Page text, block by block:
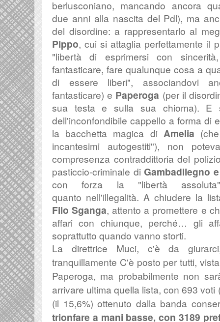
berlusconiano, mancando ancora
due anni alla nascita del Pdl), ma
del disordine: a rappresentarlo al
Pippo, cui si attaglia perfettamente il
"libertà di esprimersi con
fantasticare, fare qualunque cosa a
di essere liberi", associandovi
fantasticare) e Paperoga (per il
sua testa e sulla sua chioma). E
dell'inconfondibile cappello a forma di
la bacchetta magica di Amelia
incantesimi autogestiti"), non
compresenza contraddittoria del
pasticcio-criminale di Gambadilegno
con forza la "libertà
quanto nell'illegalità. A chiudere la
Filo Sganga, attento a promettere e
affari con chiunque, perché… gli
soprattutto quando vanno storti.
La direttrice Muci, c'è da
tranquillamente C'è posto per tutti,
Paperoga, ma probabilmente non
arrivare ultima quella lista, con 693
(il 15,6%) ottenuto dalla banda
trionfare a mani basse, con 3189